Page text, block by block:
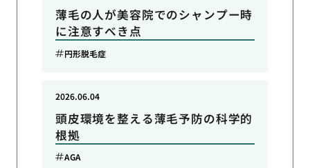
薄毛の人が美容院でのシャンプー時
に注意すべき点
円形脱毛症
頭皮環境を整える薄毛予防の科学的
根拠
2026.06.04
AGA